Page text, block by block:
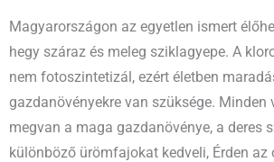
Magyarországon az egyetlen ismert
hegy száraz és meleg sziklagyepe. A
nem fotoszintetizál, ezért életben
gazdanövényekre van szüksége. Minden
megvan a maga gazdanövénye, a deres
különböző ürömfajokat kedveli, Érden az